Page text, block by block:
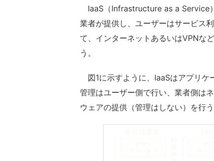
IaaS（Infrastructure as a Service
業者が提供し、ユーザーはサービス
て、インターネットあるいはVPNな
う。
図1に示すように、IaaSはアプリケ
管理はユーザー側で行い、業者側は
ウェアの提供（管理はしない）を行う